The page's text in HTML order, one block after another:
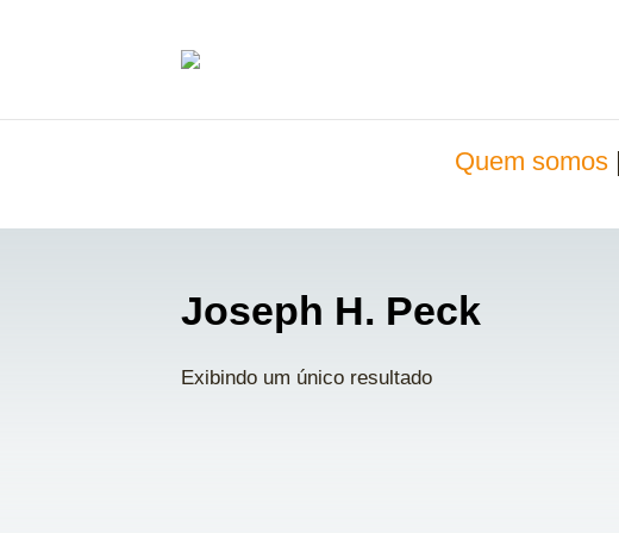
Quem somos
Joseph H. Peck
Exibindo um único resultado